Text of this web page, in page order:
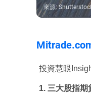
來源:
投資慧眼
1. 三大股指